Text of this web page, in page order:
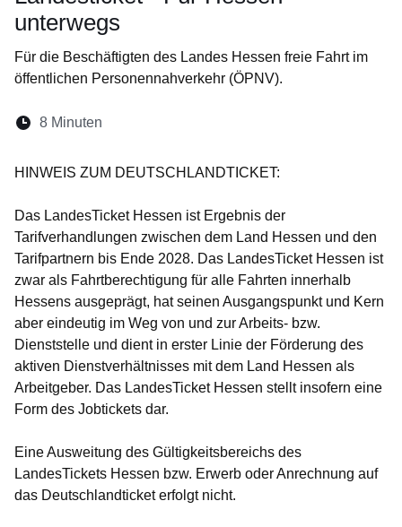
unterwegs
Für die Beschäftigten des Landes Hessen freie Fahrt im
öffentlichen Personennahverkehr (ÖPNV).
Lesedauer:
8 Minuten
HINWEIS ZUM DEUTSCHLANDTICKET:
Das LandesTicket Hessen ist Ergebnis der
Tarifverhandlungen zwischen dem Land Hessen und den
Tarifpartnern bis Ende 2028. Das LandesTicket Hessen ist
zwar als Fahrtberechtigung für alle Fahrten innerhalb
Hessens ausgeprägt, hat seinen Ausgangspunkt und Kern
aber eindeutig im Weg von und zur Arbeits- bzw.
Dienststelle und dient in erster Linie der Förderung des
aktiven Dienstverhältnisses mit dem Land Hessen als
Arbeitgeber. Das LandesTicket Hessen stellt insofern eine
Form des Jobtickets dar.
Eine Ausweitung des Gültigkeitsbereichs des
LandesTickets Hessen bzw. Erwerb oder Anrechnung auf
das Deutschlandticket erfolgt nicht.